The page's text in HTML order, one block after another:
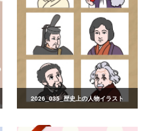
2026_035_歴史上の人物イラスト